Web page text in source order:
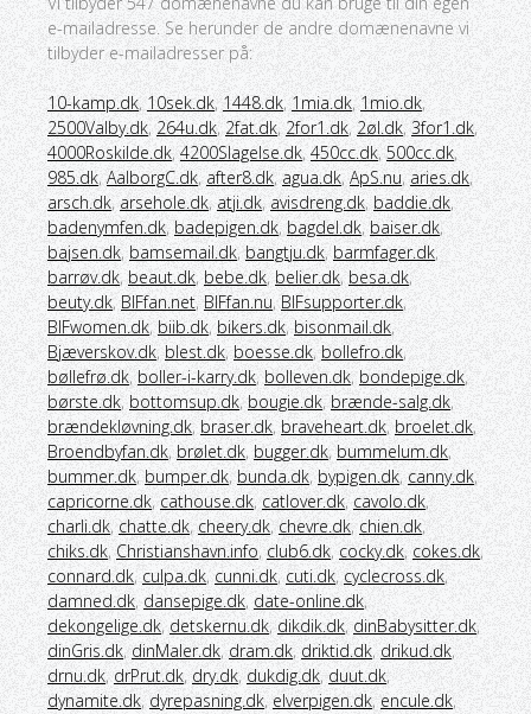
e-mailadresse. Se herunder de andre domænenavne vi
tilbyder e-mailadresser på:
10-kamp.dk, 10sek.dk, 1448.dk, 1mia.dk, 1mio.dk,
2500Valby.dk, 264u.dk, 2fat.dk, 2for1.dk, 2øl.dk, 3for1.dk,
4000Roskilde.dk, 4200Slagelse.dk, 450cc.dk, 500cc.dk,
985.dk, AalborgC.dk, after8.dk, agua.dk, ApS.nu, aries.dk,
arsch.dk, arsehole.dk, atji.dk, avisdreng.dk, baddie.dk,
badenymfen.dk, badepigen.dk, bagdel.dk, baiser.dk,
bajsen.dk, bamsemail.dk, bangtju.dk, barmfager.dk,
barrøv.dk, beaut.dk, bebe.dk, belier.dk, besa.dk,
beuty.dk, BIFfan.net, BIFfan.nu, BIFsupporter.dk,
BIFwomen.dk, biib.dk, bikers.dk, bisonmail.dk,
Bjæverskov.dk, blest.dk, boesse.dk, bollefro.dk,
bøllefrø.dk, boller-i-karry.dk, bolleven.dk, bondepige.dk,
børste.dk, bottomsup.dk, bougie.dk, brænde-salg.dk,
brændekløvning.dk, braser.dk, braveheart.dk, broelet.dk,
Broendbyfan.dk, brølet.dk, bugger.dk, bummelum.dk,
bummer.dk, bumper.dk, bunda.dk, bypigen.dk, canny.dk,
capricorne.dk, cathouse.dk, catlover.dk, cavolo.dk,
charli.dk, chatte.dk, cheery.dk, chevre.dk, chien.dk,
chiks.dk, Christianshavn.info, club6.dk, cocky.dk, cokes.dk,
connard.dk, culpa.dk, cunni.dk, cuti.dk, cyclecross.dk,
damned.dk, dansepige.dk, date-online.dk,
dekongelige.dk, detskernu.dk, dikdik.dk, dinBabysitter.dk,
dinGris.dk, dinMaler.dk, dram.dk, driktid.dk, drikud.dk,
drnu.dk, drPrut.dk, dry.dk, dukdig.dk, duut.dk,
dynamite.dk, dyrepasning.dk, elverpigen.dk, encule.dk,